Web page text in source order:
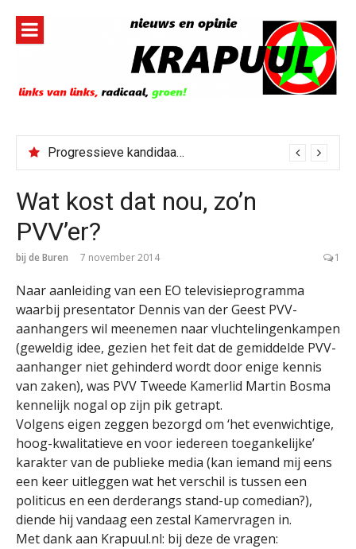
inhoud
Progressieve kandidaat El-Sayed senaatskandidaat Michigan
Wat kost dat nou, zo’n
PVV’er?
bij de Buren 7 november 2014 1
Naar aanleiding van een EO televisieprogramma
waarbij presentator Dennis van der Geest PVV-
aanhangers wil meenemen naar vluchtelingenkampen
(geweldig idee, gezien het feit dat de gemiddelde PVV-
aanhanger niet gehinderd wordt door enige kennis
van zaken), was PVV Tweede Kamerlid Martin Bosma
kennelijk nogal op zijn pik getrapt.
Volgens eigen zeggen bezorgd om ‘het evenwichtige,
hoog-kwalitatieve en voor iedereen toegankelijke’
karakter van de publieke media (kan iemand mij eens
een keer uitleggen wat het verschil is tussen een
politicus en een derderangs stand-up comedian?),
diende hij vandaag een zestal Kamervragen in.
Met dank aan Krapuul.nl: bij deze de vragen: